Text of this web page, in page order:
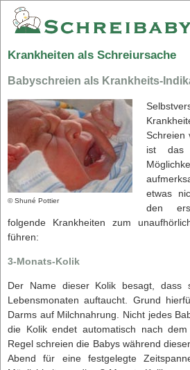
Krankheiten als Schreiursache
Babyschreien als Krankheits-
© Shuné Pottier
Schreien
ist das
etwas
den
folgende Krankheiten zum
führen:
3-Monats-Kolik
Der Name dieser Kolik besagt,
Lebensmonaten auftaucht. Grund
Darms auf Milchnahrung. Nicht jedes
die Kolik endet automatisch nach
Regel schreien die Babys während
Abend für eine festgelegte